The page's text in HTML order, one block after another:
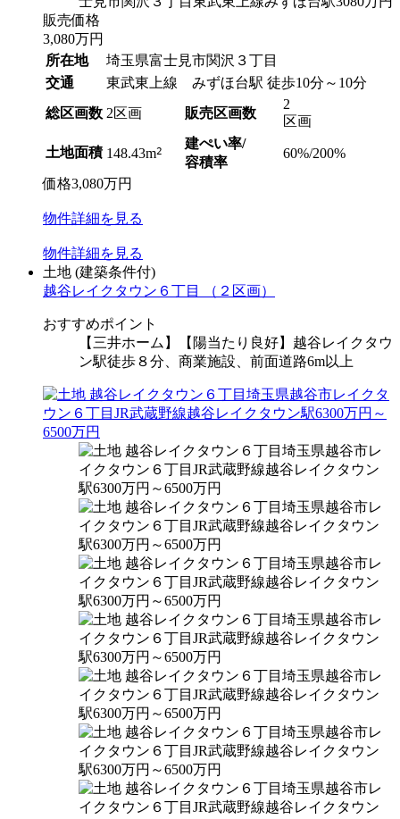
販売価格
3,080万円
所在地
埼玉県富士見市関沢３丁目
交通
東武東上線 みずほ台駅 徒歩10分～10分
総区画数 2区画 販売区画数
2
区画
土地面積 148.43m2
建ぺい率/
容積率
60%/200%
価格3,080万円
物件詳細を見る
物件詳細を見る
土地 (建築条件付)
越谷レイクタウン６丁目 （２区画）
おすすめポイント
【三井ホーム】【陽当たり良好】越谷レイクタウ
ン駅徒歩８分、商業施設、前面道路6m以上